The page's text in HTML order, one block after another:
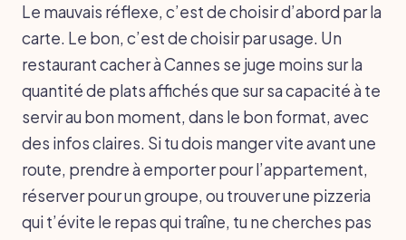
Le mauvais réflexe, c’est de choisir d’abord par la
carte. Le bon, c’est de choisir par usage. Un
restaurant cacher à Cannes se juge moins sur la
quantité de plats affichés que sur sa capacité à te
servir au bon moment, dans le bon format, avec
des infos claires. Si tu dois manger vite avant une
route, prendre à emporter pour l’appartement,
réserver pour un groupe, ou trouver une pizzeria
qui t’évite le repas qui traîne, tu ne cherches pas